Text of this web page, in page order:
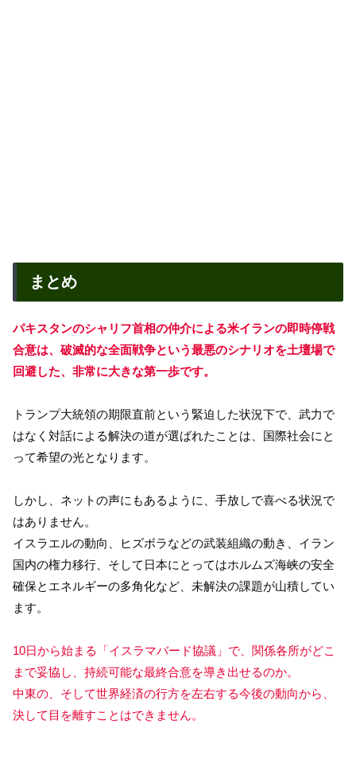
まとめ
パキスタンのシャリフ首相の仲介による米イランの即時停戦
合意は、破滅的な全面戦争という最悪のシナリオを土壇場で
回避した、非常に大きな第一歩です。
トランプ大統領の期限直前という緊迫した状況下で、武力で
はなく対話による解決の道が選ばれたことは、国際社会にと
って希望の光となります。
しかし、ネットの声にもあるように、手放しで喜べる状況で
はありません。
イスラエルの動向、ヒズボラなどの武装組織の動き、イラン
国内の権力移行、そして日本にとってはホルムズ海峡の安全
確保とエネルギーの多角化など、未解決の課題が山積してい
ます。
10日から始まる「イスラマバード協議」で、関係各所がどこ
まで妥協し、持続可能な最終合意を導き出せるのか。
中東の、そして世界経済の行方を左右する今後の動向から、
決して目を離すことはできません。